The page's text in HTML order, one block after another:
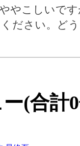
やこしいで
ださい。ど
(合計0